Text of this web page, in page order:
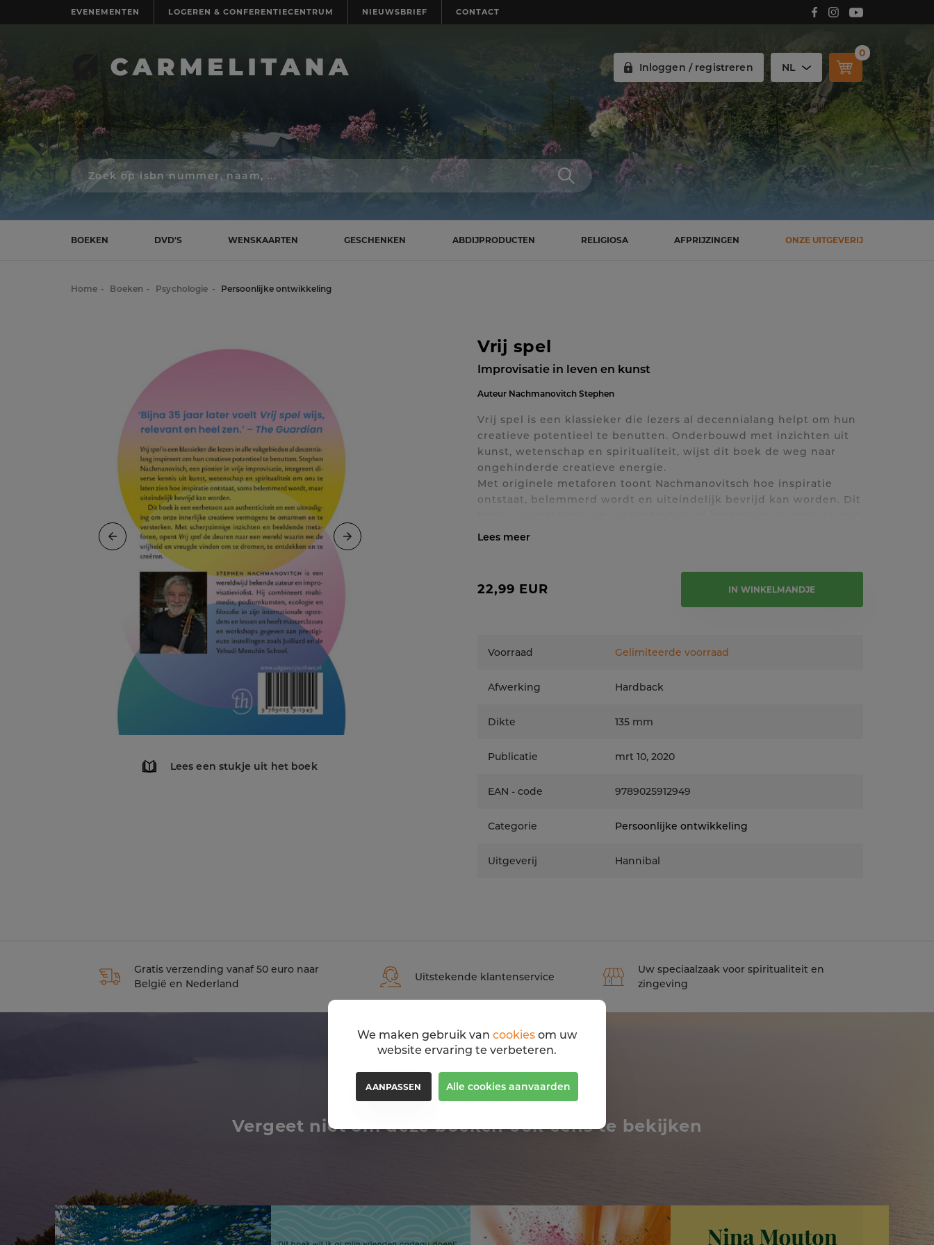
EVENEMENTEN LOGEREN & CONFERENTIECENTRUM NIEUWSBRIEF CONTACT Volg Carmelitana op Facebook!
Volg Carmelitana op Instagram!
Volg Carmelitana op Youtube!
Inloggen / registreren NL
0
Zoek
op
isbn
schrijver,
naam
BOEKEN DVD'S WENSKAARTEN GESCHENKEN ABDIJPRODUCTEN RELIGIOSA AFPRIJZINGEN ONZE UITGEVERIJ
Home Boeken Psychologie Persoonlijke ontwikkeling
Lees een stukje uit het boek
Vrij spel
Improvisatie in leven en kunst
Auteur Nachmanovitch Stephen
Vrij spel is een klassieker die lezers al decennialang helpt om hun
creatieve potentieel te benutten. Onderbouwd met inzichten uit
kunst, wetenschap en spiritualiteit, wijst dit boek de weg naar
ongehinderde creatieve energie.
Met originele metaforen toont Nachmanovitsch hoe inspiratie
ontstaat, belemmerd wordt en uiteindelijk bevrijd kan worden. Dit
de grenzeloze creativiteit die in ons allen schuilt.
22,99 EUR IN WINKELMANDJE
Voorraad Gelimiteerde voorraad
Afwerking Hardback
Dikte 135 mm
Publicatie mrt 10, 2020
EAN - code 9789025912949
Categorie Persoonlijke ontwikkeling
Uitgeverij Hannibal
Gratis verzending vanaf 50 euro naar
België en Nederland
Uitstekende klantenservice
Uw speciaalzaak voor spiritualiteit en
zingeving
Vergeet niet om deze boeken ook eens te bekijken
We maken gebruik van cookies om uw
website ervaring te verbeteren.
AANPASSEN Alle cookies aanvaarden